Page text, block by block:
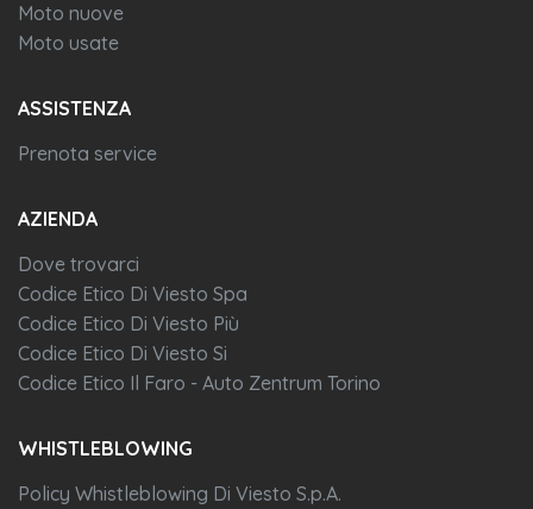
Moto nuove
Moto usate
ASSISTENZA
Prenota service
AZIENDA
Dove trovarci
Codice Etico Di Viesto Spa
Codice Etico Di Viesto Più
Codice Etico Di Viesto Si
Codice Etico Il Faro - Auto Zentrum Torino
WHISTLEBLOWING
Policy Whistleblowing Di Viesto S.p.A.